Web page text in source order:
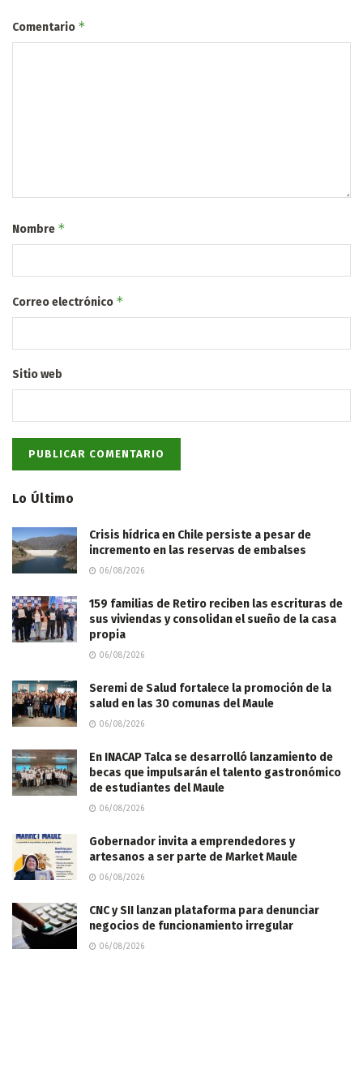
Comentario *
Nombre *
Correo electrónico *
Sitio web
Lo Último
Crisis hídrica en Chile persiste a pesar de
incremento en las reservas de embalses
06/08/2026
159 familias de Retiro reciben las escrituras de
sus viviendas y consolidan el sueño de la casa
propia
06/08/2026
Seremi de Salud fortalece la promoción de la
salud en las 30 comunas del Maule
06/08/2026
En INACAP Talca se desarrolló lanzamiento de
becas que impulsarán el talento gastronómico
de estudiantes del Maule
06/08/2026
Gobernador invita a emprendedores y
artesanos a ser parte de Market Maule
06/08/2026
CNC y SII lanzan plataforma para denunciar
negocios de funcionamiento irregular
06/08/2026